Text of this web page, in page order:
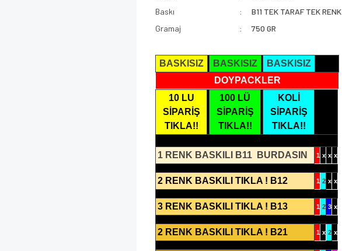
Baskı
B11 TEK TARAF TEK RENK
Gramaj
750 GR
BASKISIZ BASKISIZ
BASKISIZ
DOYPACKLER
10 LU
SİPARİŞ
TIKLA!!
100 LÜ
SİPARİŞ
TIKLA!!
KOLİ
SİPARİŞ
TIKLA!!
1 RENK BASKILI B11 BURDASIN 1 x x x
2 RENK BASKILI TIKLA ! B12 1 2 x x
3 RENK BASKILI TIKLA ! B13 1 2 3 x
2 RENK BASKILI TIKLA ! B21 1 x 2 x